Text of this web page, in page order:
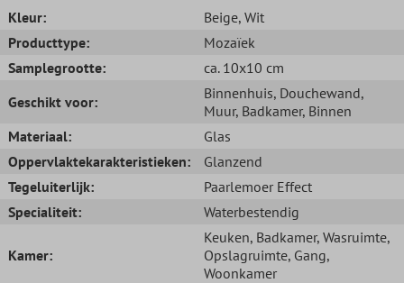
Kleur: Beige, Wit
Producttype:
Mozaïek
Samplegrootte:
ca. 10x10 cm
Geschikt voor:
Binnenhuis, Douchewand,
Muur, Badkamer, Binnen
Materiaal:
Glas
Oppervlaktekarakteristieken:
Glanzend
Tegeluiterlijk:
Paarlemoer Effect
Specialiteit:
Waterbestendig
Kamer:
Keuken, Badkamer, Wasruimte,
Opslagruimte, Gang,
Woonkamer